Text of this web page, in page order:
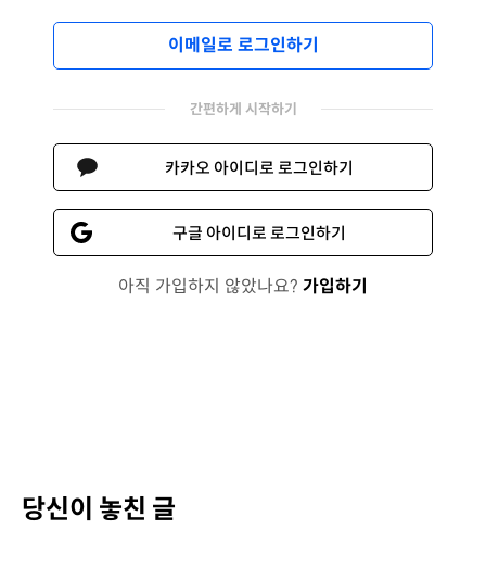
이메일로 로그인하기
간편하게 시작하기
카카오 아이디로 로그인하기
구글 아이디로 로그인하기
아직 가입하지 않았나요? 가입하기
당신이 놓친 글